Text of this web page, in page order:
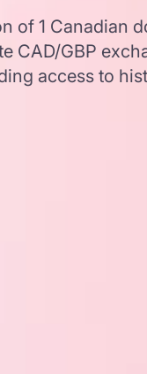
of 1 Canadian
CAD/GBP
access to